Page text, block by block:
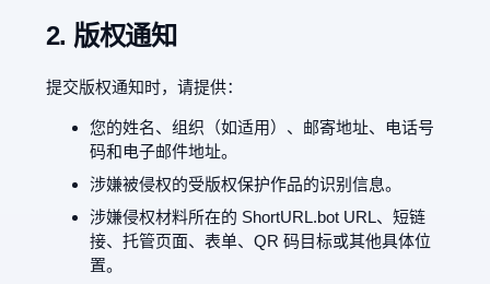
2. 版权通知
提交版权通知时，请提供：
您的姓名、组织（如适用）、邮寄地址、电话号
码和电子邮件地址。
涉嫌被侵权的受版权保护作品的识别信息。
涉嫌侵权材料所在的 ShortURL.bot URL、短链
接、托管页面、表单、QR 码目标或其他具体位
置。